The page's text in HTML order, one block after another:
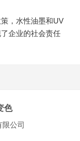
，水性油墨和UV
企业的社会责任
色
限公司